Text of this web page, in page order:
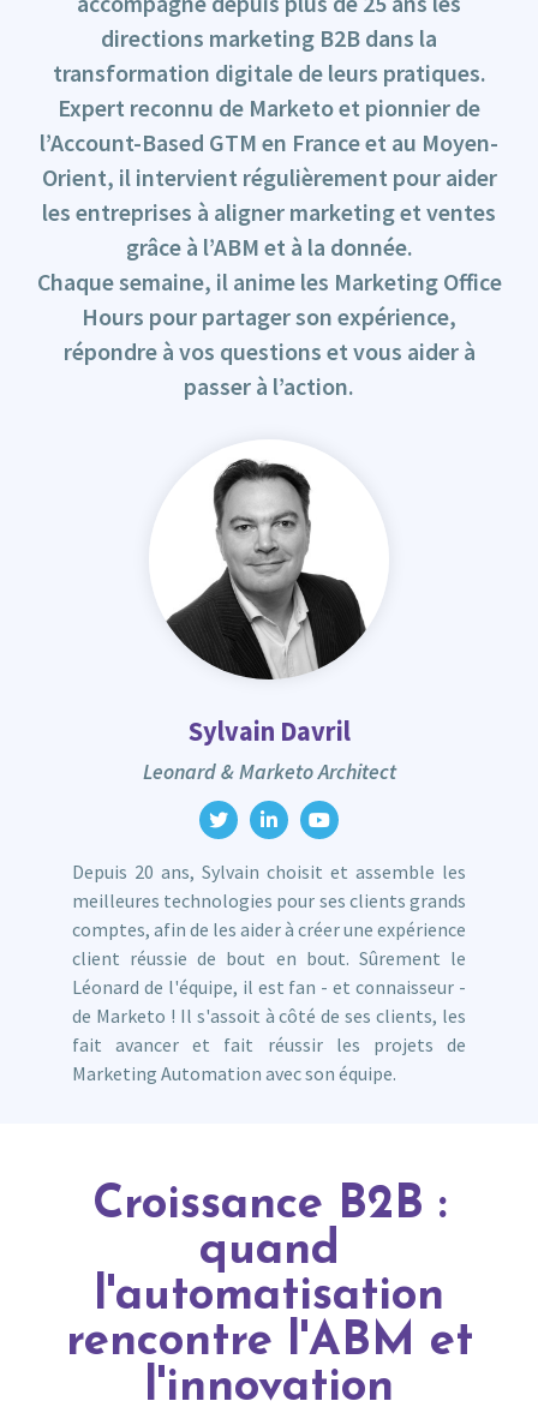
directions marketing B2B dans la
transformation digitale de leurs pratiques.
Expert reconnu de Marketo et pionnier de
l’Account-Based GTM en France et au Moyen-
Orient, il intervient régulièrement pour aider
les entreprises à aligner marketing et ventes
grâce à l’ABM et à la donnée.
Chaque semaine, il anime les Marketing Office
Hours pour partager son expérience,
répondre à vos questions et vous aider à
passer à l’action.
Sylvain Davril
Leonard & Marketo Architect
Depuis 20 ans, Sylvain choisit et assemble les
meilleures technologies pour ses clients grands
comptes, afin de les aider à créer une expérience
client réussie de bout en bout. Sûrement le
Léonard de l'équipe, il est fan - et connaisseur -
de Marketo ! Il s'assoit à côté de ses clients, les
fait avancer et fait réussir les projets de
Marketing Automation avec son équipe.
Croissance B2B :
quand
l'automatisation
rencontre l'ABM et
l'innovation